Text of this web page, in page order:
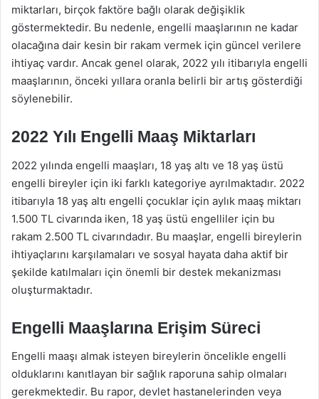
miktarları, birçok faktöre bağlı olarak değişiklik
göstermektedir. Bu nedenle, engelli maaşlarının ne kadar
olacağına dair kesin bir rakam vermek için güncel verilere
ihtiyaç vardır. Ancak genel olarak, 2022 yılı itibarıyla engelli
maaşlarının, önceki yıllara oranla belirli bir artış gösterdiği
söylenebilir.
2022 Yılı Engelli Maaş Miktarları
2022 yılında engelli maaşları, 18 yaş altı ve 18 yaş üstü
engelli bireyler için iki farklı kategoriye ayrılmaktadır. 2022
itibarıyla 18 yaş altı engelli çocuklar için aylık maaş miktarı
1.500 TL civarında iken, 18 yaş üstü engelliler için bu
rakam 2.500 TL civarındadır. Bu maaşlar, engelli bireylerin
ihtiyaçlarını karşılamaları ve sosyal hayata daha aktif bir
şekilde katılmaları için önemli bir destek mekanizması
oluşturmaktadır.
Engelli Maaşlarına Erişim Süreci
Engelli maaşı almak isteyen bireylerin öncelikle engelli
olduklarını kanıtlayan bir sağlık raporuna sahip olmaları
gerekmektedir. Bu rapor, devlet hastanelerinden veya